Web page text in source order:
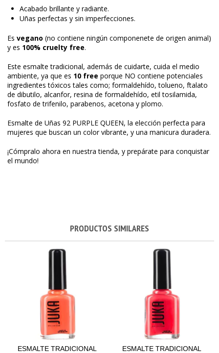
Acabado brillante y radiante.
Uñas perfectas y sin imperfecciones.
Es vegano (no contiene ningún componenete de origen animal)
y es 100% cruelty free.
Este esmalte tradicional, además de cuidarte, cuida el medio
ambiente, ya que es 10 free porque NO contiene potenciales
ingredientes tóxicos tales como; formaldehído, tolueno, ftalato
de dibutilo, alcanfor, resina de formaldehído, etil tosilamida,
fosfato de trifenilo, parabenos, acetona y plomo.
Esmalte de Uñas 92 PURPLE QUEEN, la elección perfecta para
mujeres que buscan un color vibrante, y una manicura duradera.
¡Cómpralo ahora en nuestra tienda, y prepárate para conquistar
el mundo!
PRODUCTOS SIMILARES
ESMALTE TRADICIONAL
ESMALTE TRADICIONAL